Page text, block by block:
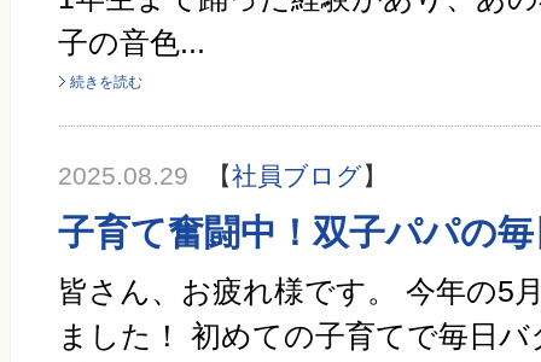
子の音色...
続きを読む
2025.08.29 【社員ブログ】
子育て奮闘中！双子パパの
皆さん、お疲れ様です。 今年の5
ました！ 初めての子育てで毎日